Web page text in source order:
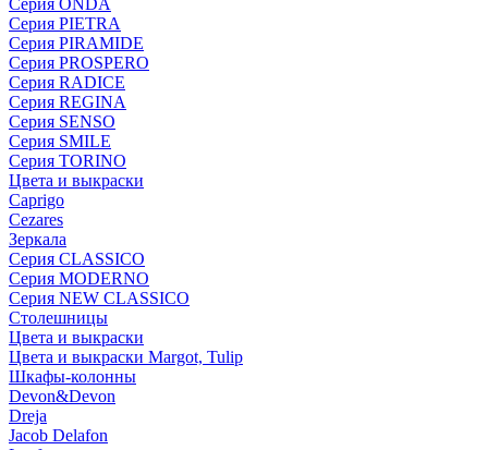
Серия ONDA
Серия PIETRA
Серия PIRAMIDE
Серия PROSPERO
Серия RADICE
Серия REGINA
Серия SENSO
Серия SMILE
Серия TORINO
Цвета и выкраски
Caprigo
Cezares
Зеркала
Серия CLASSICO
Серия MODERNO
Серия NEW CLASSICO
Столешницы
Цвета и выкраски
Цвета и выкраски Margot, Tulip
Шкафы-колонны
Devon&Devon
Dreja
Jacob Delafon